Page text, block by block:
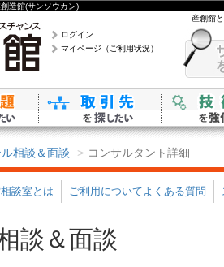
造館(サンソウカン)
ログイン
マイページ（ご利用状況）
産創館
ル相談＆面談 コンサルタント詳細
談室とは ご利用についてよくある質問
談＆面談